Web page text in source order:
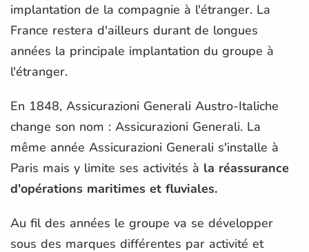
implantation de la compagnie à l'étranger. La
France restera d'ailleurs durant de longues
années la principale implantation du groupe à
l'étranger.
En 1848, Assicurazioni Generali Austro-Italiche
change son nom : Assicurazioni Generali. La
même année Assicurazioni Generali s'installe à
Paris mais y limite ses activités à la réassurance
d'opérations maritimes et fluviales.
Au fil des années le groupe va se développer
sous des marques différentes par activité et